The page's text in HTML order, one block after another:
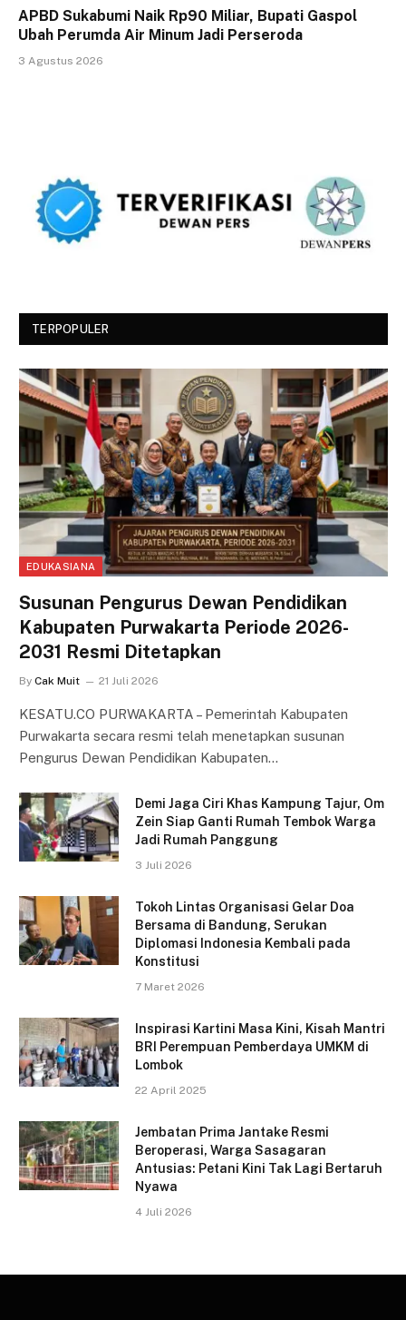
APBD Sukabumi Naik Rp90 Miliar, Bupati Gaspol
Ubah Perumda Air Minum Jadi Perseroda
3 Agustus 2026
TERPOPULER
EDUKASIANA
Susunan Pengurus Dewan Pendidikan
Kabupaten Purwakarta Periode 2026-
2031 Resmi Ditetapkan
By Cak Muit 21 Juli 2026
KESATU.CO PURWAKARTA – Pemerintah Kabupaten
Purwakarta secara resmi telah menetapkan susunan
Pengurus Dewan Pendidikan Kabupaten…
Demi Jaga Ciri Khas Kampung Tajur, Om
Zein Siap Ganti Rumah Tembok Warga
Jadi Rumah Panggung
3 Juli 2026
Tokoh Lintas Organisasi Gelar Doa
Bersama di Bandung, Serukan
Diplomasi Indonesia Kembali pada
Konstitusi
7 Maret 2026
Inspirasi Kartini Masa Kini, Kisah Mantri
BRI Perempuan Pemberdaya UMKM di
Lombok
22 April 2025
Jembatan Prima Jantake Resmi
Beroperasi, Warga Sasagaran
Antusias: Petani Kini Tak Lagi Bertaruh
Nyawa
4 Juli 2026